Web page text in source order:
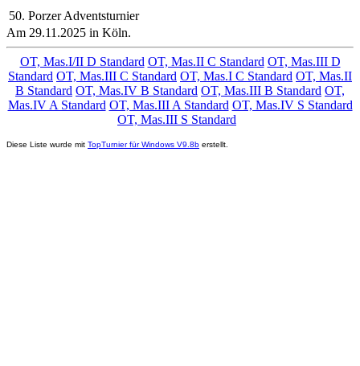
50. Porzer Adventsturnier
Am 29.11.2025 in Köln.
OT, Mas.I/II D Standard OT, Mas.II C Standard OT, Mas.III D
Standard OT, Mas.III C Standard OT, Mas.I C Standard OT, Mas.II
B Standard OT, Mas.IV B Standard OT, Mas.III B Standard OT,
Mas.IV A Standard OT, Mas.III A Standard OT, Mas.IV S Standard
OT, Mas.III S Standard
Diese Liste wurde mit TopTurnier für Windows V9.8b erstellt.